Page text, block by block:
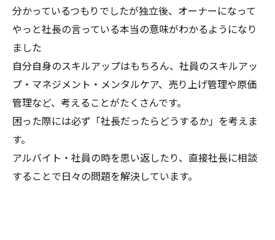
分かっているつもりでしたが独立後、オーナーになって
やっと社長の言っている本当の意味がわかるようになり
ました
自分自身のスキルアップはもちろん、社員のスキルアッ
プ・マネジメント・メンタルケア、売り上げ管理や原価
管理など、考えることがたくさんです。
困った際には必ず「社長だったらどうするか」を考えま
す。
アルバイト・社員の時を思い返したり、直接社長に相談
することで日々の問題を解決しています。